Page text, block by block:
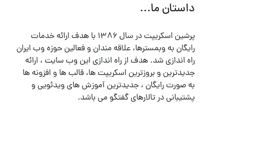
داستان ما...
پرشین اسکریپت در سال ۱۳۸۶ با هدف ارائه خدمات
رایگان به وبمسترها، علاقه مندان و فعالین حوزه وب ایران
راه اندازی شد. هدف از راه اندازی این وب سایت ، ارائه
جدیدترین و بروزترین اسکریپت ها، قالب ها و افزونه ها
به صورت رایگان ، جدیدترین آموزش های ویدئویی و
پشتیبانی در تالارهای گفتگو می باشد.